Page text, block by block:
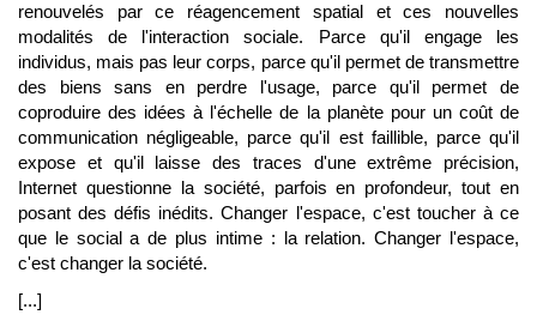
renouvelés par ce réagencement spatial et ces nouvelles
modalités de l'interaction sociale. Parce qu'il engage les
individus, mais pas leur corps, parce qu'il permet de transmettre
des biens sans en perdre l'usage, parce qu'il permet de
coproduire des idées à l'échelle de la planète pour un coût de
communication négligeable, parce qu'il est faillible, parce qu'il
expose et qu'il laisse des traces d'une extrême précision,
Internet questionne la société, parfois en profondeur, tout en
posant des défis inédits. Changer l'espace, c'est toucher à ce
que le social a de plus intime : la relation. Changer l'espace,
c'est changer la société.
[...]